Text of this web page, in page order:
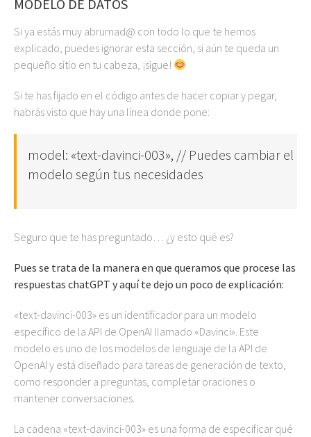
MODELO DE DATOS
Si ya estás muy abrumad@ con todo lo que te hemos
explicado, puedes ignorar esta sección, si aún te queda un
pequeño sitio en tu cabeza, ¡sigue!
Si te has fijado en el código antes de hacer copiar y pegar,
habrás visto que hay una línea donde pone:
model: «text-davinci-003», // Puedes cambiar el
modelo según tus necesidades
Seguro que te has preguntado… ¿y esto qué es?
Pues se trata de la manera en que queramos que procese las
respuestas chatGPT y aquí te dejo un poco de explicación:
«text-davinci-003» es un identificador para un modelo
específico de la API de OpenAI llamado «Davinci». Este
modelo es uno de los modelos de lenguaje de la API de
OpenAI y está diseñado para tareas de generación de texto,
como responder a preguntas, completar oraciones o
mantener conversaciones.
La cadena «text-davinci-003» es una forma de especificar qué